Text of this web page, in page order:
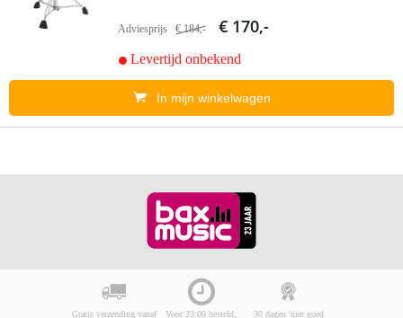
Adviesprijs € 184,- € 170,-
Levertijd onbekend
In mijn winkelwagen
Gratis verzending vanaf Voor 23:00 besteld, 30 dagen 'niet goed